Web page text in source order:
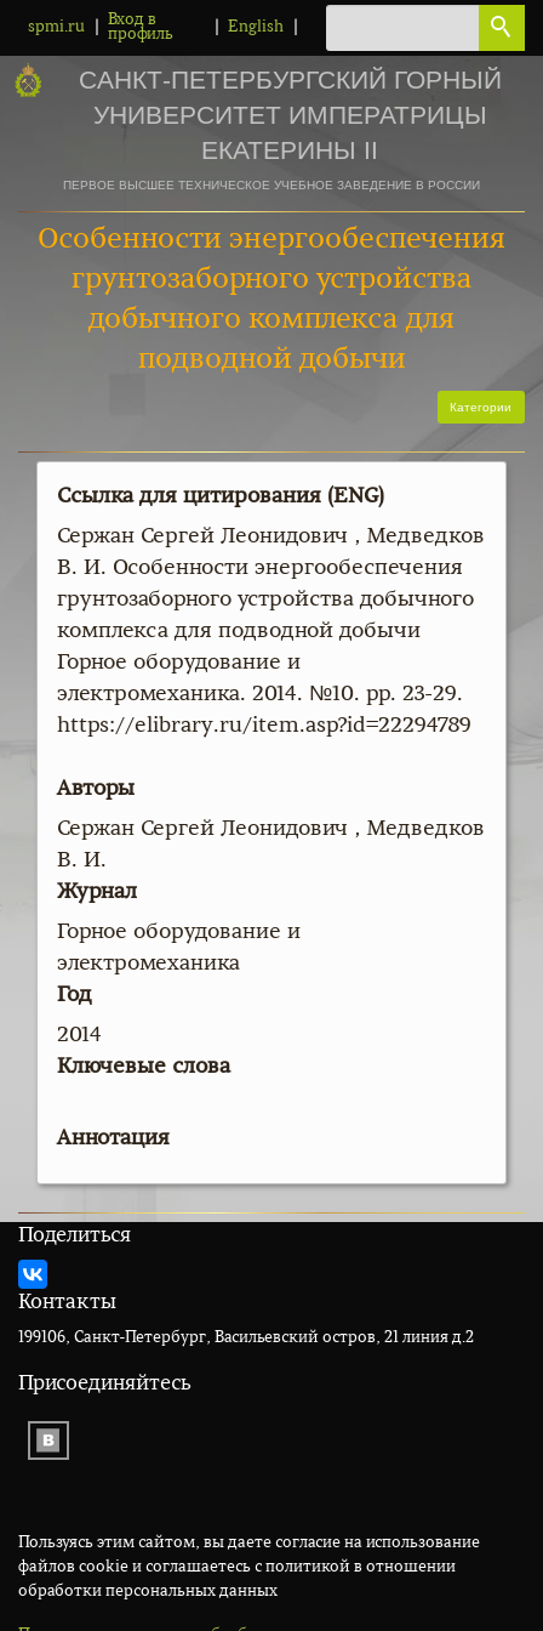
spmi.ru
Вход в
профиль
English
САНКТ-ПЕТЕРБУРГСКИЙ ГОРНЫЙ
УНИВЕРСИТЕТ ИМПЕРАТРИЦЫ
ЕКАТЕРИНЫ II
ПЕРВОЕ ВЫСШЕЕ ТЕХНИЧЕСКОЕ УЧЕБНОЕ ЗАВЕДЕНИЕ В РОССИИ
Особенности энергообеспечения
грунтозаборного устройства
добычного комплекса для
подводной добычи
Категории
Ссылка для цитирования (ENG)
Сержан Сергей Леонидович , Медведков
В. И. Особенности энергообеспечения
грунтозаборного устройства добычного
комплекса для подводной добычи
Горное оборудование и
электромеханика. 2014. №10. pp. 23-29.
https://elibrary.ru/item.asp?id=22294789
Авторы
Сержан Сергей Леонидович , Медведков
В. И.
Журнал
Горное оборудование и
электромеханика
Год
2014
Ключевые слова
Аннотация
Поделиться
Контакты
199106, Санкт-Петербург, Васильевский остров, 21 линия д.2
Присоединяйтесь
Пользуясь этим сайтом, вы даете согласие на использование
файлов cookie и соглашаетесь с политикой в отношении
обработки персональных данных